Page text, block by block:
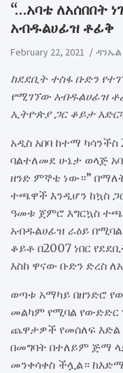
“…አባቴ ለአሰበበት
አብዱልሀፊዝ ቶፊቅ
February 22, 2021
ከደደቢት ተስፋ ቡድን
የሚገኘው አብዱልሀፊዝ
ኢትዮጵያ ጋር ቆይታ
አዲስ አበባ ከተማ
ባልተለመደ ሁኔታ ወላጅ
ዘንድ ምኞቴ ነው።”
ተጫዋች እንዲሆን ከኳስ
ዓመቱ ጀምሮ እግርኳስ
አብዱልሀፊዝ ራዕይ
ቆይቶ በ2007 ነበር
እስከ ዋናው ቡድን ድረስ
ወጣቱ አማካይ በዘንድሮ
መልካም የሚባል የውድድር
ጨዋታዎች የመሰለፍ እድል
በመግባት በተለይም ጅማ
መንቀሳቀስ ችሏል።